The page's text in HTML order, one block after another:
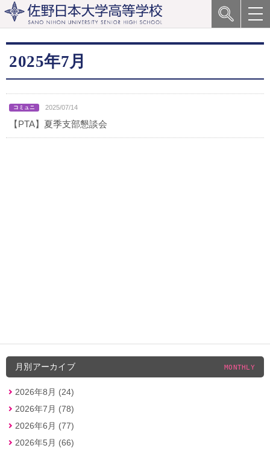
2025年7月
2025/07/14
【PTA】夏季支部懇談会
月別アーカイブ MONTHLY
2026年8月 (24)
2026年7月 (78)
2026年6月 (77)
2026年5月 (66)